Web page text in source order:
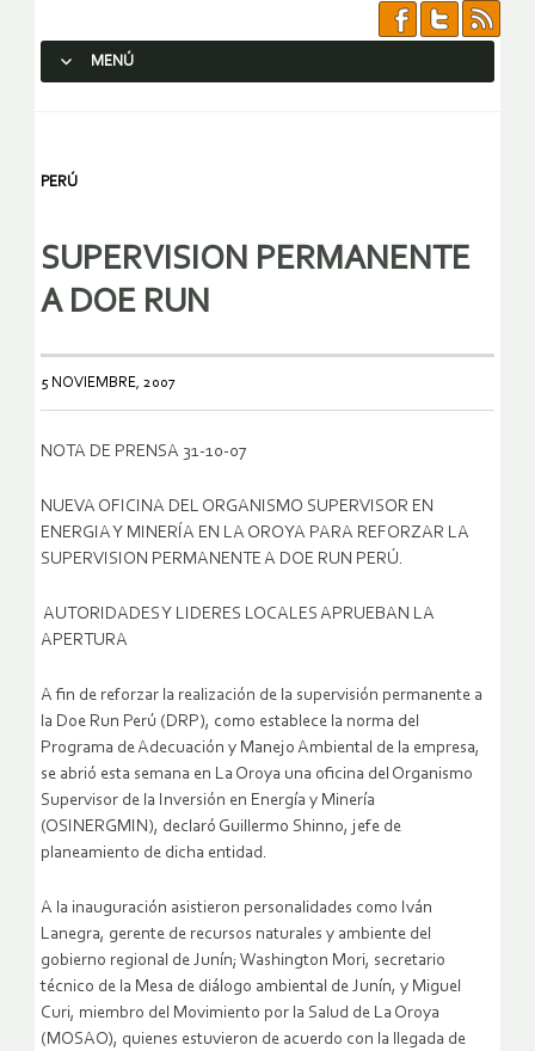
MENÚ
PERÚ
SUPERVISION PERMANENTE
A DOE RUN
5 NOVIEMBRE, 2007
NOTA DE PRENSA 31-10-07
NUEVA OFICINA DEL ORGANISMO SUPERVISOR EN
ENERGIA Y MINERÍA EN LA OROYA PARA REFORZAR LA
SUPERVISION PERMANENTE A DOE RUN PERÚ.
AUTORIDADES Y LIDERES LOCALES APRUEBAN LA
APERTURA
A fin de reforzar la realización de la supervisión permanente a
la Doe Run Perú (DRP), como establece la norma del
Programa de Adecuación y Manejo Ambiental de la empresa,
se abrió esta semana en La Oroya una oficina del Organismo
Supervisor de la Inversión en Energía y Minería
(OSINERGMIN), declaró Guillermo Shinno, jefe de
planeamiento de dicha entidad.
A la inauguración asistieron personalidades como Iván
Lanegra, gerente de recursos naturales y ambiente del
gobierno regional de Junín; Washington Mori, secretario
técnico de la Mesa de diálogo ambiental de Junín, y Miguel
Curi, miembro del Movimiento por la Salud de La Oroya
(MOSAO), quienes estuvieron de acuerdo con la llegada de